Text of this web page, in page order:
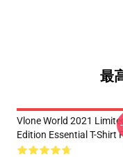
最
Vlone World 2021
Edition Essential T-Shirt